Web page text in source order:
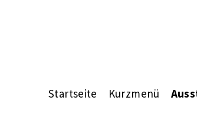
Startseite Kurzmenü